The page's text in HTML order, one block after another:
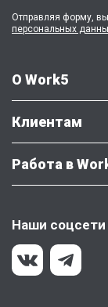
О Work5
Клиентам
Работа в
Наши соцсети
Отправляя форму,
персональных